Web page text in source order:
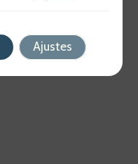
Ajustes